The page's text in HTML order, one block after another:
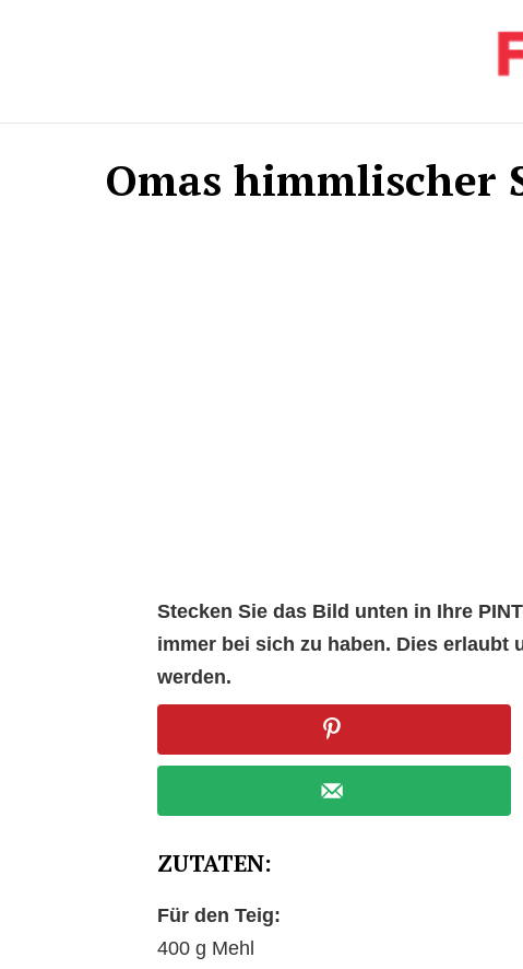
Omas himmlischer
Stecken Sie das Bild unten in Ihre
immer bei sich zu haben. Dies erlaubt
werden.
ZUTATEN:
Für den Teig:
400 g Mehl